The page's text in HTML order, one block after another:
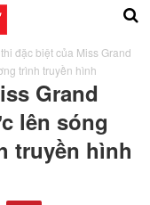
đặc biệt của Miss Grand
trình truyền hình
Grand
lên sóng
truyền hình